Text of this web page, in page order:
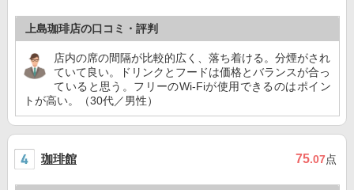
上島珈琲店の口コミ・評判
店内の席の間隔が比較的広く、落ち着ける。分煙がされ
ていて良い。ドリンクとフードは価格とバランスが合っ
ていると思う。フリーのWi-Fiが使用できるのはポイン
トが高い。（30代／男性）
珈琲館 75.07点